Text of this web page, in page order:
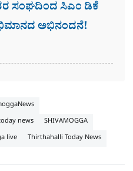
ಸಂಘದಿಂದ ಸಿಎಂ ಡಿಕೆ
ಅಭಿನಂದನೆ!
news
SHIVAMOGGA
live Thirthahalli Today News